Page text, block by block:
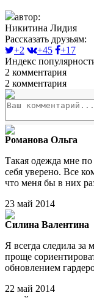
автор:
Никитина Лидия
Рассказать друзьям:
+2
+45
+17
Индекс
2 комментария
2 комментария
Романова Ольга
Такая одежда мне по
себя уверено. Все
что меня бы в них
23 май 2014
Силина Валентина
Я всегда следила
проще
обновлением
22 май 2014